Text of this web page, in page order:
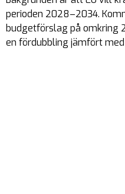
perioden 2028–2034.
budgetförslag på omkring
en fördubbling jämfört